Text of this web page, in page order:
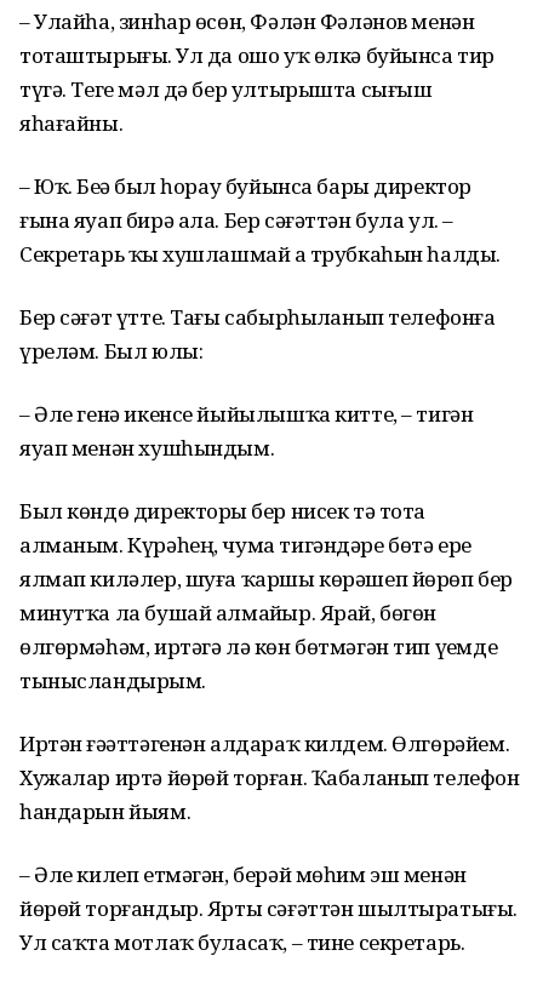
– Улайһа, зинһар өсөн, Фәлән Фәләнов менән
тоташтырығыҙ. Ул да ошо уҡ өлкә буйынса тир
түгә. Теге мәл дә бер ултырышта сығыш
яһағайны.
– Юҡ. Беҙҙә был һорау буйынса бары директор
ғына яуап бирә ала. Бер сәғәттән була ул. –
Секретарь ҡыҙ хушлашмай ҙа трубкаһын һалды.
Бер сәғәт үтте. Тағы сабырһыҙланып телефонға
үреләм. Был юлы:
– Әле генә икенсе йыйылышҡа китте, – тигән
яуап менән хушһындым.
Был көндө директорҙы бер нисек тә тота
алманым. Күрәһең, чума тигәндәре бөтә ерҙе
ялмап киләлер, шуға ҡаршы көрәшеп йөрөп бер
минутҡа ла бушай алмайҙыр. Ярай, бөгөн
өлгөрмәһәм, иртәгә лә көн бөтмәгән тип үҙемде
тыныслан­дырҙым.
Иртән ғәҙәттәгенән алдараҡ килдем. Өлгөрәйем.
Хужалар иртә йөрөй торған. Ҡабаланып телефон
һандарын йыям.
– Әле килеп етмәгән, берәй мөһим эш менән
йөрөй торғандыр. Ярты сәғәттән шылтыратығыҙ.
Ул саҡта мотлаҡ буласаҡ, – тине секретарь.